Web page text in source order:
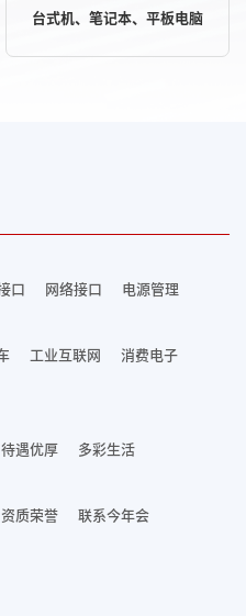
台式机、笔记本、平板电脑
口 网络接口 电源管理
工业互联网
消费电子
待遇优厚 多彩生活
资质荣誉
联系今年会